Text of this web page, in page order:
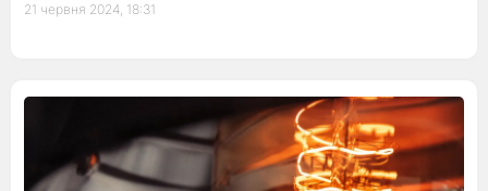
21 червня 2024, 18:31